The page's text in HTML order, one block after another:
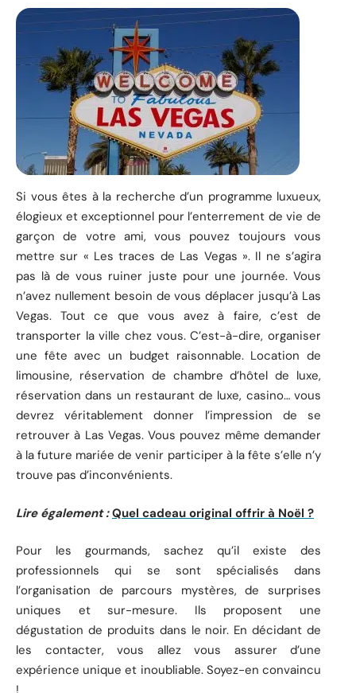
Si vous êtes à la recherche d’un programme luxueux,
élogieux et exceptionnel pour l’enterrement de vie de
garçon de votre ami, vous pouvez toujours vous
mettre sur « Les traces de Las Vegas ». Il ne s’agira
pas là de vous ruiner juste pour une journée. Vous
n’avez nullement besoin de vous déplacer jusqu’à Las
Vegas. Tout ce que vous avez à faire, c’est de
transporter la ville chez vous. C’est-à-dire, organiser
une fête avec un budget raisonnable. Location de
limousine, réservation de chambre d’hôtel de luxe,
réservation dans un restaurant de luxe, casino… vous
devrez véritablement donner l’impression de se
retrouver à Las Vegas. Vous pouvez même demander
à la future mariée de venir participer à la fête s’elle n’y
trouve pas d’inconvénients.
Lire également : Quel cadeau original offrir à Noël ?
Pour les gourmands, sachez qu’il existe des
professionnels qui se sont spécialisés dans
l’organisation de parcours mystères, de surprises
uniques et sur-mesure. Ils proposent une
dégustation de produits dans le noir. En décidant de
les contacter, vous allez vous assurer d’une
expérience unique et inoubliable. Soyez-en convaincu